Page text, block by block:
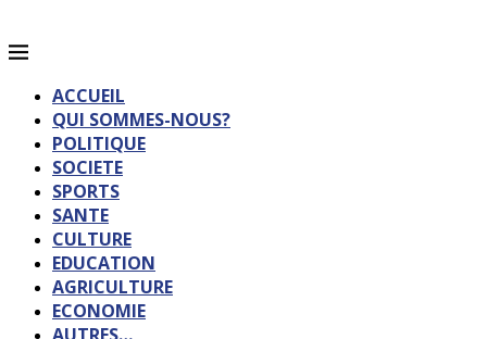
ACCUEIL
QUI SOMMES-NOUS?
POLITIQUE
SOCIETE
SPORTS
SANTE
CULTURE
EDUCATION
AGRICULTURE
ECONOMIE